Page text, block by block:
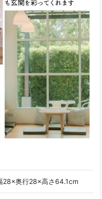
28×奥行28×高さ64.1cm